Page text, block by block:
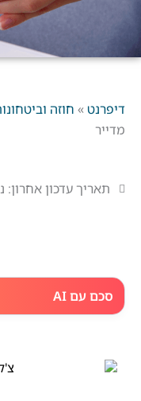
דיפרנט» חוזה
מדייר
תאריך עדכון אחרון:
סכם עם AI